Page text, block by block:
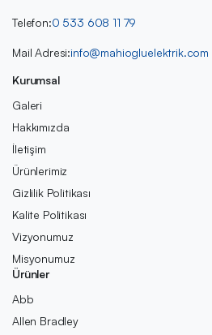
Telefon:0 533 608 11 79
Mail Adresi:info@mahiogluelektrik.com
Kurumsal
Galeri
Hakkımızda
İletişim
Ürünlerimiz
Gizlilik Politikası
Kalite Politikası
Vizyonumuz
Misyonumuz
Ürünler
Abb
Allen Bradley